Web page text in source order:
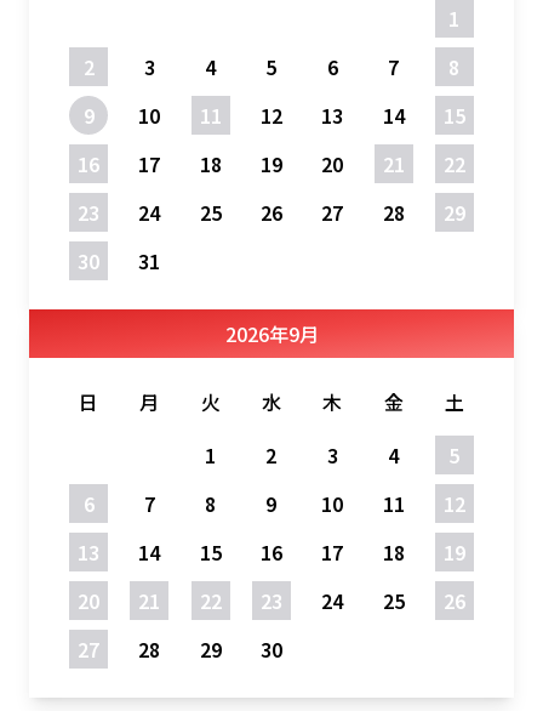
1
2
3 4 5 6 7
8
9
10 11 12 13 14
15
16
17 18 19 20 21
22
23
24 25 26 27 28
29
30
31
2026年9月
日 月 火 水 木 金
土
1
2 3 4
5
6
7 8 9 10 11
12
13
14 15 16 17 18
19
20
21 22 23 24 25
26
27
28 29 30